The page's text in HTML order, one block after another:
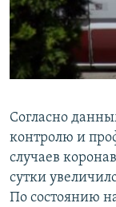
СПОРТ
МИР
БЛОГИ
ГОЛОСА
ЧИТАЕМ ПРЕССУ
АРХИВ
Все сайты
Согласно
контролю и
случаев
сутки
По состоянию